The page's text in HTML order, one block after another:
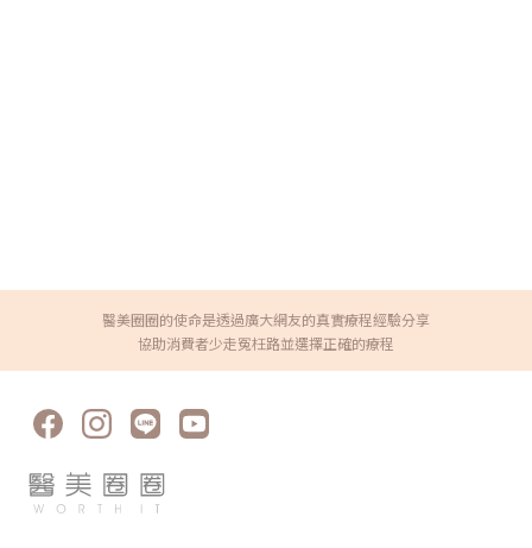
醫美圈圈的使命是透過廣大網友的真實療程經驗分享
協助消費者少走冤枉路並選擇正確的療程